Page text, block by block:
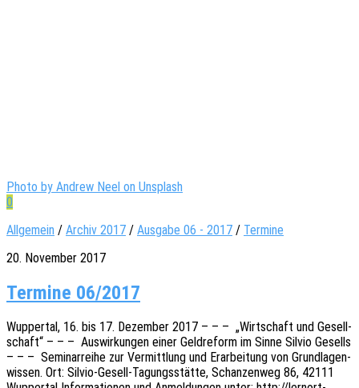
Photo by Andrew Neel on Unsplash
0
Allgemein / Archiv 2017 / Ausgabe 06 - 2017 / Termine
20. November 2017
Termine 06/2017
Wupper­tal, 16. bis 17. Dezem­ber 2017 – – – „Wirt­schaft und Gesell­
schaft“ – – – Auswir­kun­gen einer Geld­re­form im Sinne Silvio Gesells
– – – Semi­nar­rei­he zur Vermitt­lung und Erar­bei­tung von Grund­la­gen­
wis­sen. Ort: Silvio-Gesell-Tagungs­­­stä­t­­te, Schan­zen­weg 86, 42111